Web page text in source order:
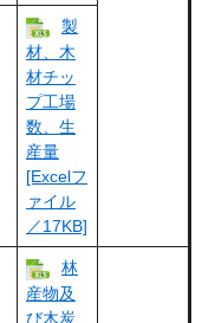
製
材、木
材チッ
プ工場
数、生
産量
[Excelフ
ァイル
／17KB]
林
産物及
び木炭